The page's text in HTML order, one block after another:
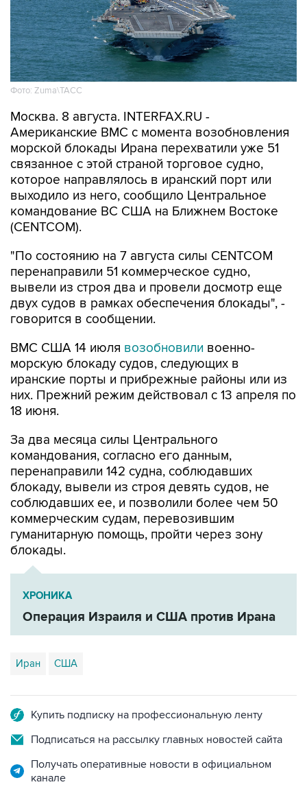
Фото: Zuma\ТАСС
Москва. 8 августа. INTERFAX.RU -
Американские ВМС с момента возобновления
морской блокады Ирана перехватили уже 51
связанное с этой страной торговое судно,
которое направлялось в иранский порт или
выходило из него, сообщило Центральное
командование ВС США на Ближнем Востоке
(CENTCOM).
"По состоянию на 7 августа силы CENTCOM
перенаправили 51 коммерческое судно,
вывели из строя два и провели досмотр еще
двух судов в рамках обеспечения блокады", -
говорится в сообщении.
ВМС США 14 июля возобновили военно-
морскую блокаду судов, следующих в
иранские порты и прибрежные районы или из
них. Прежний режим действовал с 13 апреля по
18 июня.
За два месяца силы Центрального
командования, согласно его данным,
перенаправили 142 судна, соблюдавших
блокаду, вывели из строя девять судов, не
соблюдавших ее, и позволили более чем 50
коммерческим судам, перевозившим
гуманитарную помощь, пройти через зону
блокады.
ХРОНИКА
Операция Израиля и США против Ирана
Иран США
Купить подписку на профессиональную ленту
Подписаться на рассылку главных новостей сайта
Получать оперативные новости в официальном
канале